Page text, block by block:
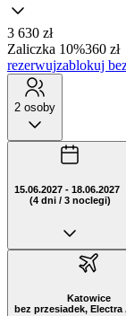
3 630 zł
Zaliczka 10%360 zł
rezerwujzablokuj
2 osoby
15.06.2027 - 18.06.2027
(4 dni / 3 noclegi)
Katowice
bez przesiadek, Electra